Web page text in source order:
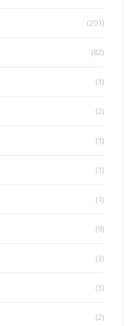
(201)
(82)
(1)
(2)
(1)
(1)
(1)
(9)
(3)
(3)
(2)